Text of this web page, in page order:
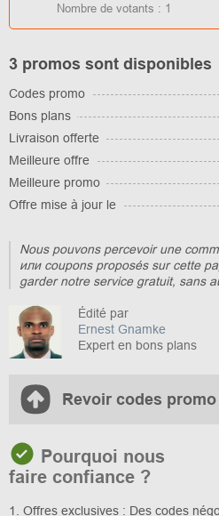
Nombre de votants : 1
3 promos sont disponibles
Codes promo
Bons plans
Livraison offerte
Meilleure offre
Meilleure promo
Offre mise à jour le
Nous pouvons percevoir une
или coupons proposés sur cette
garder notre service gratuit, sans
Édité par
Ernest Gnamke
Expert en bons plans
Revoir codes promo
Pourquoi nous
faire confiance ?
1. Offres exclusives : Des codes